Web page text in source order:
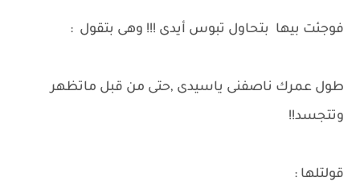
فوجئت بيها بتحاول تبوس أيدى !!! وهى بتقول :
طول عمرك ناصفنى ياسيدى ,حتى من قبل ماتظهر
وتتجسد!!
قولتلها :